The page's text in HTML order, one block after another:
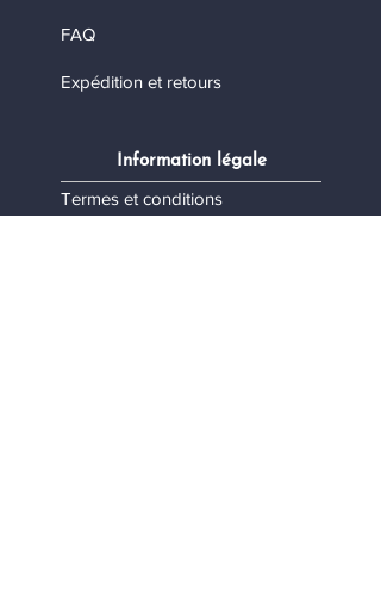
FAQ
Expédition et retours
Information légale
Termes et conditions